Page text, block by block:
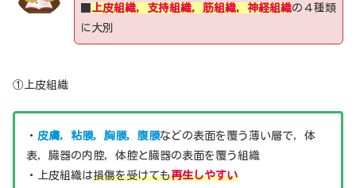
上皮組織，支持組織，筋組織，神経組織の４種類
に大別
①上皮組織
・ 皮膚，粘膜，胸膜，腹膜などの表面を覆う薄い層で，体
表，臓器の内腔，体腔と臓器の表面を覆う組織
・上皮組織は損傷を受けても再生しやすい